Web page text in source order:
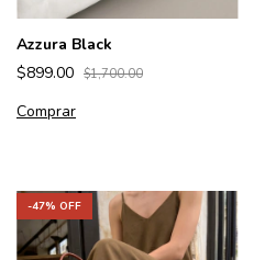
Azzura Black
$899.00 $1,700.00
Comprar
-47% OFF